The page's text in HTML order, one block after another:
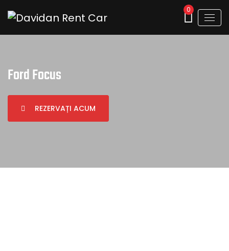
0
Ford Focus
REZERVAȚI ACUM